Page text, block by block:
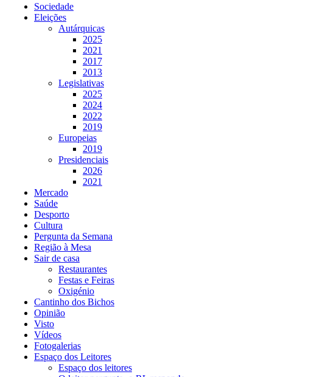
Sociedade
Eleições
Autárquicas
2025
2021
2017
2013
Legislativas
2025
2024
2022
2019
Europeias
2019
Presidenciais
2026
2021
Mercado
Saúde
Desporto
Cultura
Pergunta da Semana
Região à Mesa
Sair de casa
Restaurantes
Festas e Feiras
Oxigénio
Cantinho dos Bichos
Opinião
Visto
Vídeos
Fotogalerias
Espaço dos Leitores
Espaço dos leitores